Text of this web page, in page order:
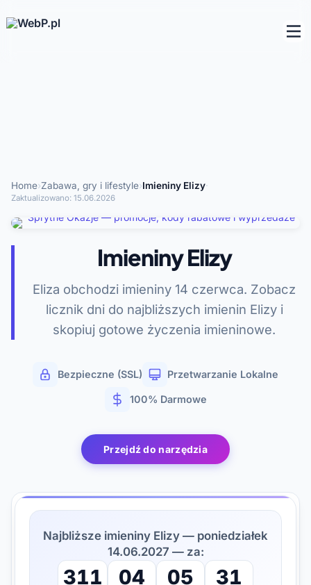
Home›Zabawa, gry i lifestyle›Imieniny Elizy·
Zaktualizowano: 15.06.2026
Imieniny Elizy
Eliza obchodzi imieniny 14 czerwca. Zobacz
licznik dni do najbliższych imienin Elizy i
skopiuj gotowe życzenia imieninowe.
Bezpieczne (SSL) Przetwarzanie Lokalne
100% Darmowe
Przejdź do narzędzia
Najbliższe imieniny Elizy — poniedziałek
14.06.2027 — za:
311 04 05 30